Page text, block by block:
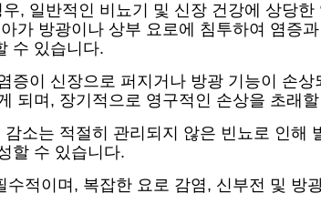
, 일반적인 비뇨기 및 신장 건강에 상당
가 방광이나 상부 요로에 침투하여 염증
수 있습니다.
증이 신장으로 퍼지거나 방광 기능이 손
되며, 장기적으로 영구적인 손상을 초래
소는 적절히 관리되지 않은 빈뇨로 인
할 수 있습니다.
적이며, 복잡한 요로 감염, 신부전 및